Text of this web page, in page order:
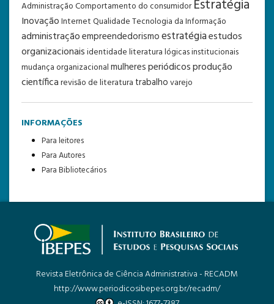
AdministraçãoComportamento do consumidor Estratégia
InovaçãoInternetQualidadeTecnologia da Informação
administraçãoempreendedorismoestratégiaestudos
organizacionaisidentidadeliteraturalógicas institucionais
mudança organizacionalmulheresperiódicosprodução
científicarevisão de literatura trabalhovarejo
INFORMAÇÕES
Para leitores
Para Autores
Para Bibliotecários
Revista Eletrônica de Ciência Administrativa - RECADM
http://www.periodicosibepes.org.br/recadm/